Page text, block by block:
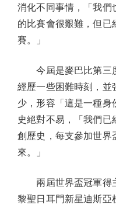
消化不同事情，「我們
的比賽會很艱難，但已
賽。」
今屆是麥巴比第三
經歷一些困難時刻，並
少，形容「這是一種身
史絕對不易，「我們
創歷史，每支參加世界
來。」
兩屆世界盃冠軍得
黎聖日耳門新星迪斯亞